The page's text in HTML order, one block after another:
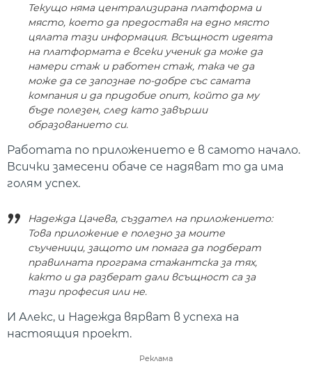
Текущо няма централизирана платформа и
място, което да предоставя на едно място
цялата тази информация. Всъщност идеята
на платформата е всеки ученик да може да
намери стаж и работен стаж, така че да
може да се запознае по-добре със самата
компания и да придобие опит, който да му
бъде полезен, след като завърши
образованието си.
Работата по приложението е в самото начало.
Всички замесени обаче се надяват то да има
голям успех.
Надежда Цачева, създател на приложението:
Това приложение е полезно за моите
съученици, защото им помага да подберат
правилната програма стажантска за тях,
както и да разберат дали всъщност са за
тази професия или не.
И Алекс, и Надежда вярват в успеха на
настоящия проект.
Реклама